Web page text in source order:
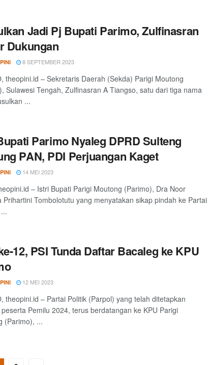
Jadi Pj Bupati Parimo, Zulfinasran
Dukungan
8 SEPTEMBER 2023
theopini.id – Sekretaris Daerah (Sekda) Parigi Moutong
Sulawesi Tengah, Zulfinasran A Tiangso, satu dari tiga nama
...
Parimo Nyaleg DPRD Sulteng
PAN, PDI Perjuangan Kaget
14 MEI 2023
– Istri Bupati Parigi Moutong (Parimo), Dra Noor
Prihartini Tombolotutu yang menyatakan sikap pindah ke Partai
12, PSI Tunda Daftar Bacaleg ke KPU
12 MEI 2023
theopini.id – Partai Politik (Parpol) yang telah ditetapkan
Pemilu 2024, terus berdatangan ke KPU Parigi
(Parimo), ...